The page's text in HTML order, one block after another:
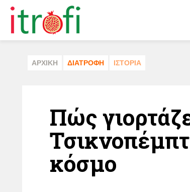
ΑΡΧΙΚΗ ΔΙΑΤΡΟΦΗ ΙΣΤΟΡΙΑ
Πώς
κόσμο